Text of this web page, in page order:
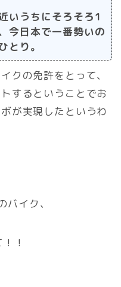
うちにそろそろ1
今日本で一番勢いの
とり。
クの免許をとって、
するということでお
が実現したというわ
イク、
！